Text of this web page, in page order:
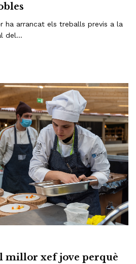
ha arrancat els treballs previs a la
del…
millor xef jove perquè